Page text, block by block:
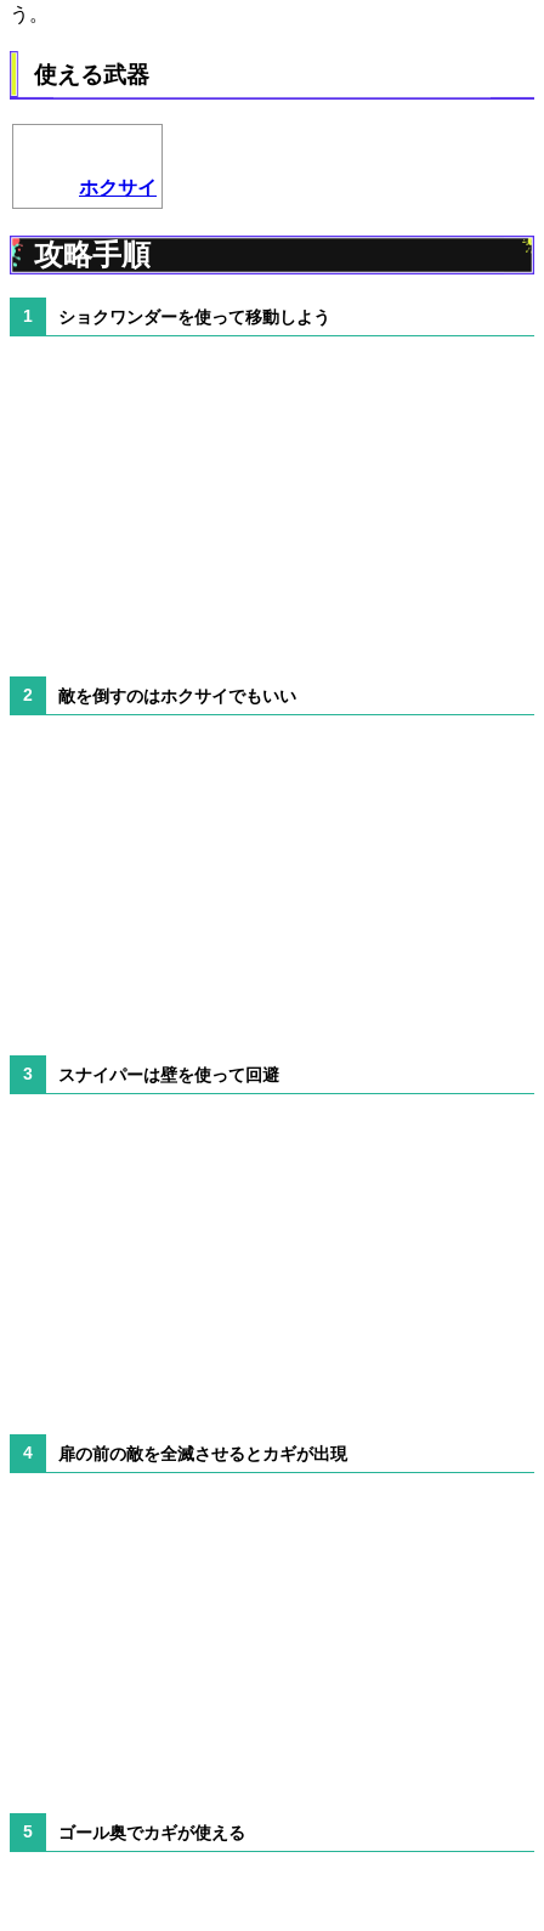
う。
使える武器
ホクサイ
攻略手順
ショクワンダーを使って移動しよう
敵を倒すのはホクサイでもいい
スナイパーは壁を使って回避
扉の前の敵を全滅させるとカギが出現
ゴール奥でカギが使える